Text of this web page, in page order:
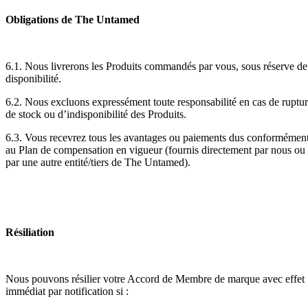
Obligations de The Untamed
6.1. Nous livrerons les Produits commandés par vous, sous réserve de
disponibilité.
6.2. Nous excluons expressément toute responsabilité en cas de
de stock ou d’indisponibilité des Produits.
6.3. Vous recevrez tous les avantages ou paiements dus
au Plan de compensation en vigueur (fournis directement par nous ou
par une autre entité/tiers de The Untamed).
Résiliation
Nous pouvons résilier votre Accord de Membre de marque avec effet
immédiat par notification si :